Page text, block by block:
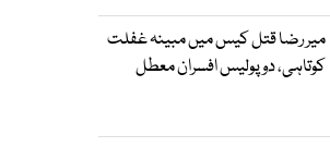
میر رضا قتل کیس میں مبینہ غفلت
کوتاہی، دو پولیس افسران معطل